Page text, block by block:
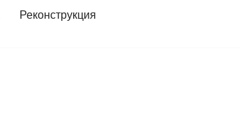
Реконструкция